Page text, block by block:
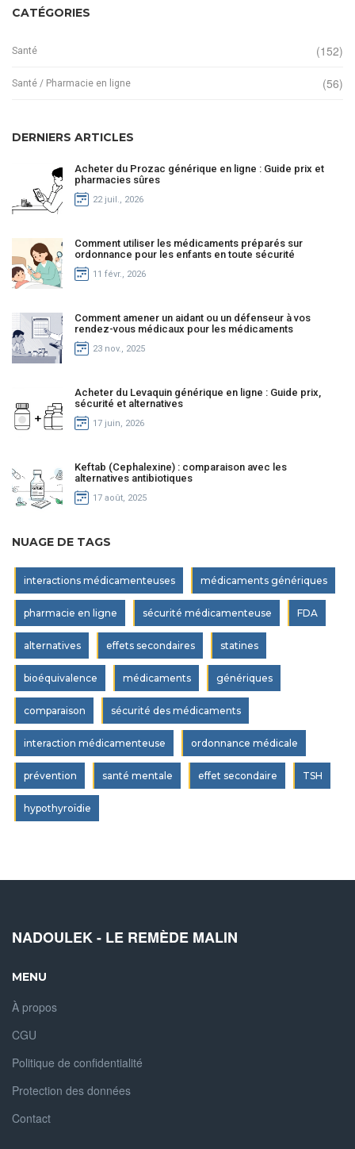
CATÉGORIES
Santé (152)
Santé / Pharmacie en ligne (56)
DERNIERS ARTICLES
Acheter du Prozac générique en ligne : Guide prix et
pharmacies sûres
22 juil., 2026
Comment utiliser les médicaments préparés sur
ordonnance pour les enfants en toute sécurité
11 févr., 2026
Comment amener un aidant ou un défenseur à vos
rendez-vous médicaux pour les médicaments
23 nov., 2025
Acheter du Levaquin générique en ligne : Guide prix,
sécurité et alternatives
17 juin, 2026
Keftab (Cephalexine) : comparaison avec les
alternatives antibiotiques
17 août, 2025
NUAGE DE TAGS
interactions médicamenteuses médicaments génériques
pharmacie en ligne sécurité médicamenteuse FDA
alternatives effets secondaires statines
bioéquivalence médicaments génériques
comparaison sécurité des médicaments
interaction médicamenteuse ordonnance médicale
prévention santé mentale effet secondaire TSH
hypothyroïdie
NADOULEK - LE REMÈDE MALIN
MENU
À propos
CGU
Politique de confidentialité
Protection des données
Contact